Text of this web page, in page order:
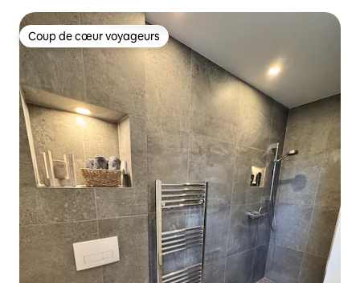
Coup de cœur voyageurs
Coup de cœur voyageurs